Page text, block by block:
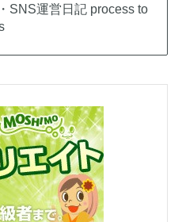
SNS運営日記 process to